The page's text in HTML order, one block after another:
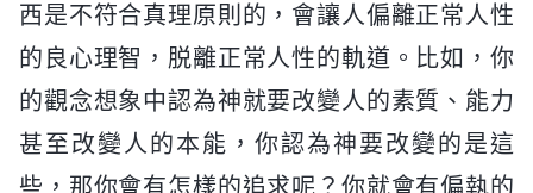
西是不符合真理原則的，會讓人偏離正常人性
的良心理智，脱離正常人性的軌道。比如，你
的觀念想象中認為神就要改變人的素質、能力
甚至改變人的本能，你認為神要改變的是這
些，那你會有怎樣的追求呢？你就會有偏執的